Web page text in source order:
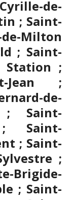
de-
; Saint-
Milton
; Saint-
Station ;
Jean ;
de-
; Saint-
; Saint-
; Saint-
;
Brigide-
; Saint-